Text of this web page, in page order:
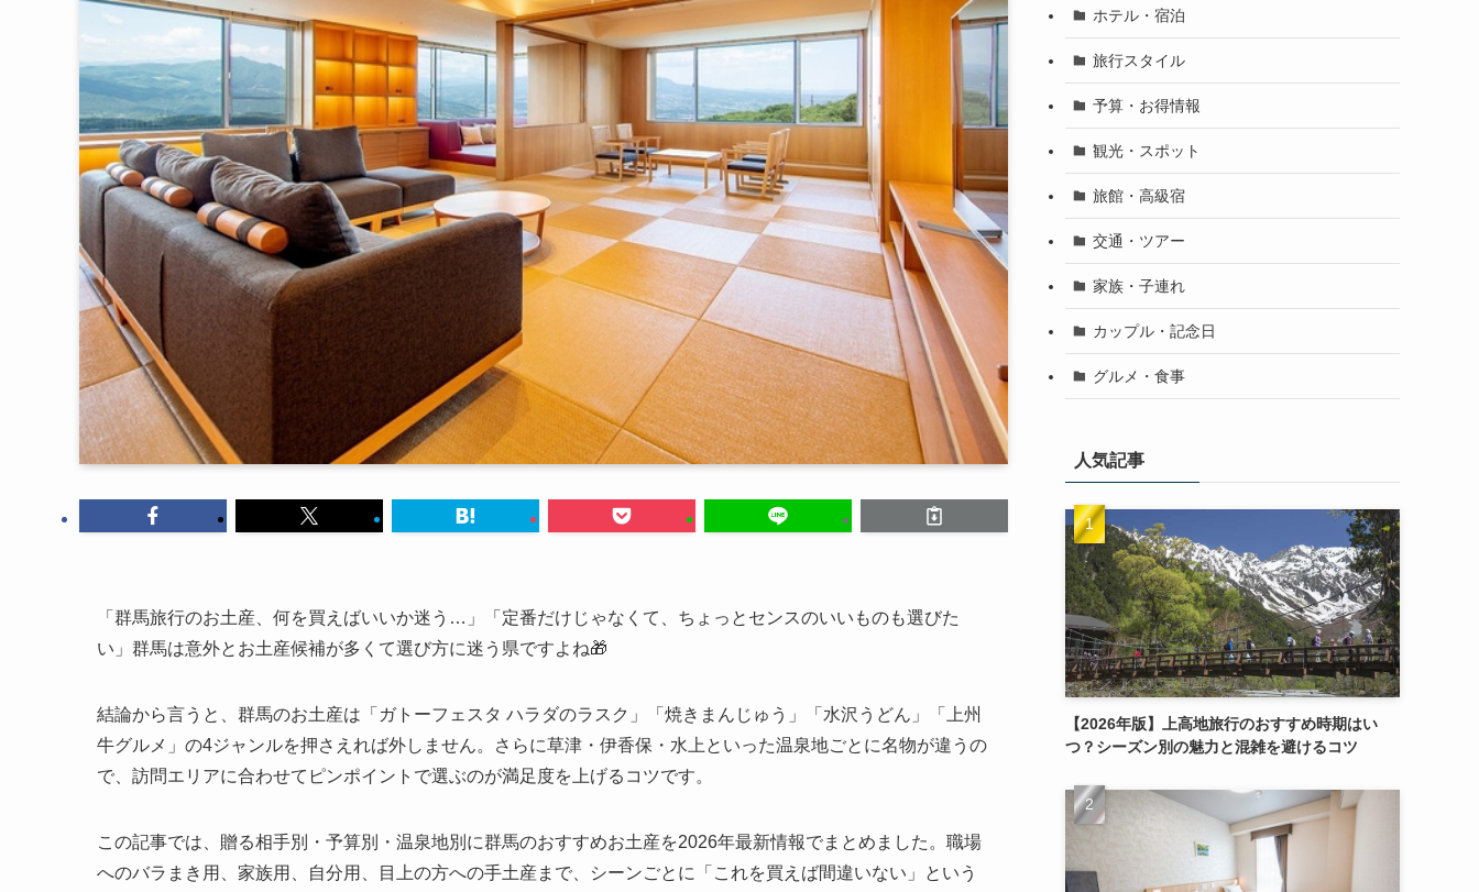
「群馬旅行のお土産、何を買えばいいか迷う…」「定番だけじゃなくて、ちょっとセンスのいいものも選びた
い」群馬は意外とお土産候補が多くて選び方に迷う県ですよね🎁
結論から言うと、群馬のお土産は「ガトーフェスタ ハラダのラスク」「焼きまんじゅう」「水沢うどん」「上州
牛グルメ」の4ジャンルを押さえれば外しません。さらに草津・伊香保・水上といった温泉地ごとに名物が違うの
で、訪問エリアに合わせてピンポイントで選ぶのが満足度を上げるコツです。
この記事では、贈る相手別・予算別・温泉地別に群馬のおすすめお土産を2026年最新情報でまとめました。職場
へのバラまき用、家族用、自分用、目上の方への手土産まで、シーンごとに「これを買えば間違いない」という
ホテル・宿泊
旅行スタイル
予算・お得情報
観光・スポット
旅館・高級宿
交通・ツアー
家族・子連れ
カップル・記念日
グルメ・食事
人気記事
【2026年版】上高地旅行のおすすめ時期はい
つ？シーズン別の魅力と混雑を避けるコツ